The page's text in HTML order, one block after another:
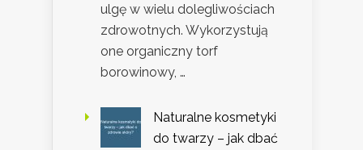
ulgę w wielu dolegliwościach
zdrowotnych. Wykorzystują
one organiczny torf
borowinowy, …
Naturalne kosmetyki
do twarzy – jak dbać